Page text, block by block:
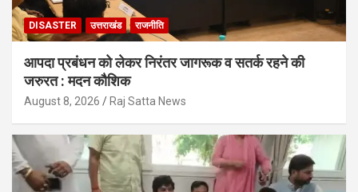
DISASTER उत्तराखंड राजनीति
आपदा प्रबंधन को लेकर निरंतर जागरूक व सतर्क रहने की
जरुरत : मदन कौशिक
August 8, 2026 Raj Satta News